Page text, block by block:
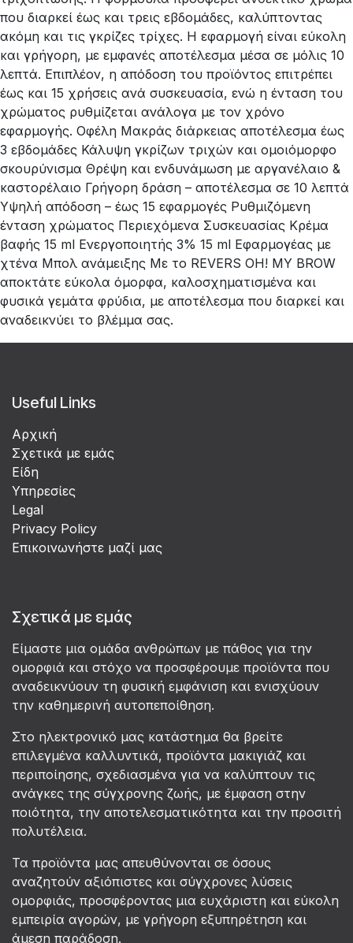
που διαρκεί έως και τρεις εβδομάδες, καλύπτοντας
ακόμη και τις γκρίζες τρίχες. Η εφαρμογή είναι εύκολη
και γρήγορη, με εμφανές αποτέλεσμα μέσα σε μόλις 10
λεπτά. Επιπλέον, η απόδοση του προϊόντος επιτρέπει
έως και 15 χρήσεις ανά συσκευασία, ενώ η ένταση του
χρώματος ρυθμίζεται ανάλογα με τον χρόνο
εφαρμογής. Οφέλη Μακράς διάρκειας αποτέλεσμα έως
3 εβδομάδες Κάλυψη γκρίζων τριχών και ομοιόμορφο
σκουρύνισμα Θρέψη και ενδυνάμωση με αργανέλαιο &
καστορέλαιο Γρήγορη δράση – αποτέλεσμα σε 10 λεπτά
Υψηλή απόδοση – έως 15 εφαρμογές Ρυθμιζόμενη
ένταση χρώματος Περιεχόμενα Συσκευασίας Κρέμα
βαφής 15 ml Ενεργοποιητής 3% 15 ml Εφαρμογέας με
χτένα Μπολ ανάμειξης Με το REVERS OH! MY BROW
αποκτάτε εύκολα όμορφα, καλοσχηματισμένα και
φυσικά γεμάτα φρύδια, με αποτέλεσμα που διαρκεί και
αναδεικνύει το βλέμμα σας.
Useful Links
Αρχική
Σχετικά με εμάς
Είδη
Υπηρεσίες
Legal
Privacy Policy
Επικοινωνήστε μαζί μας
Σχετικά με εμάς
Είμαστε μια ομάδα ανθρώπων με πάθος για την
ομορφιά και στόχο να προσφέρουμε προϊόντα που
αναδεικνύουν τη φυσική εμφάνιση και ενισχύουν
την καθημερινή αυτοπεποίθηση.
Στο ηλεκτρονικό μας κατάστημα θα βρείτε
επιλεγμένα καλλυντικά, προϊόντα μακιγιάζ και
περιποίησης, σχεδιασμένα για να καλύπτουν τις
ανάγκες της σύγχρονης ζωής, με έμφαση στην
ποιότητα, την αποτελεσματικότητα και την προσιτή
πολυτέλεια.
Τα προϊόντα μας απευθύνονται σε όσους
αναζητούν αξιόπιστες και σύγχρονες λύσεις
ομορφιάς, προσφέροντας μια ευχάριστη και εύκολη
εμπειρία αγορών, με γρήγορη εξυπηρέτηση και
άμεση παράδοση.